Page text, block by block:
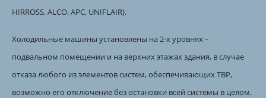
HIRROSS, ALCO, APC, UNIFLAIR).
Холодильные машины установлены на 2-х уровнях –
подвальном помещении и на верхних этажах здания, в случае
отказа любого из элементов систем, обеспечивающих ТВР,
возможно его отключение без остановки всей системы в целом.